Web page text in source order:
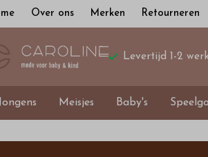
Over ons Merken Retourneren
Levertijd 1-2
Meisjes Baby's